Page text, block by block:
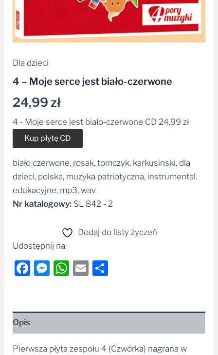
Dla dzieci
4 – Moje serce jest biało-czerwone
24,99zł
4 - Moje serce jest biało-czerwone CD 24,99zł
Kup płytę CD
biało czerwone, rosak, tomczyk, karkusinski, dla
dzieci, polska, muzyka patriotyczna, instrumental.
edukacyjne, mp3, wav
Nr katalogowy: SL 842 - 2
Dodaj do listy życzeń
Udostępnij na:
Facebook
Messenger
WhatsApp
Email
Opis
Pierwsza płyta zespołu 4 (Czwórka) nagrana w